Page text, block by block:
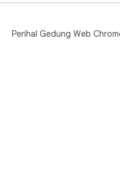
Perihal Gedung Web